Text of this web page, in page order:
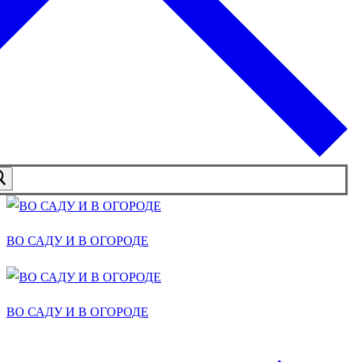
ВО САДУ И В ОГОРОДЕ
ВО САДУ И В ОГОРОДЕ